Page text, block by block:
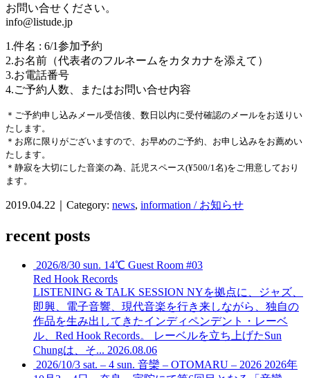
お問い合せください。
info@listude.jp
1.件名 : 6/1参加予約
2.お名前（代表者のフルネームをカタカナを添えて）
3.お電話番号
4.ご予約人数、またはお問い合せ内容
＊ご予約申し込みメール受信後、数日以内に受付確認のメールをお送りい
たします。
＊お席に限りがございますので、お早めのご予約、お申し込みをお薦めい
たします。
＊静寂を大切にした音楽の為、託児スペース(¥500/1名)をご用意しており
ます。
2019.04.22｜Category: news, information / お知らせ
recent posts
2026/8/30 sun. 14℃ Guest Room #03
Red Hook Records
LISTENING & TALK SESSION NYを拠点に、ジャズ、
即興、電子音響、現代音楽を行き来しながら、独自の
作品を生み出してきたインディペンデント・レーベ
ル、Red Hook Records。 レーベルを立ち上げたSun
Chungは、そ... 2026.08.06
2026/10/3 sat. – 4 sun. 音欒 – OTOMARU – 2026 2026年